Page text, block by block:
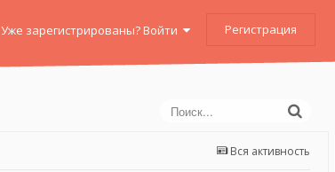
Уже зарегистрированы? Войти Регистрация
Вся активность